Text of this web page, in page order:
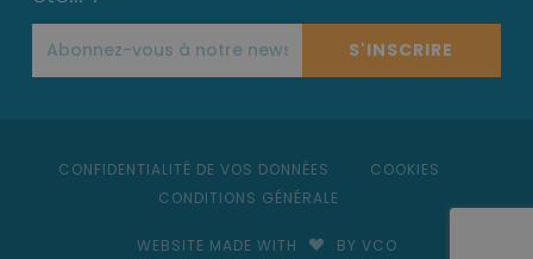
S'INSCRIRE
CONFIDENTIALITÉ DE VOS DONNÉES
COOKIES
CONDITIONS GÉNÉRALE
WEBSITE MADE WITH BY VCO